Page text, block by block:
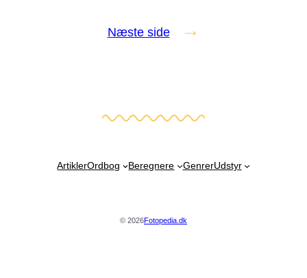
Næste side →
ArtiklerOrdbog Beregnere GenrerUdstyr
© 2026Fotopedia.dk